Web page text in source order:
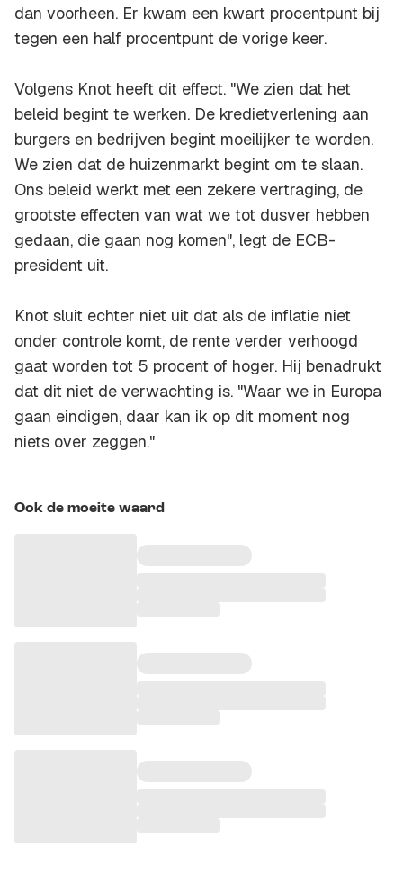
dan voorheen. Er kwam een kwart procentpunt bij
tegen een half procentpunt de vorige keer.
Volgens Knot heeft dit effect. "We zien dat het
beleid begint te werken. De kredietverlening aan
burgers en bedrijven begint moeilijker te worden.
We zien dat de huizenmarkt begint om te slaan.
Ons beleid werkt met een zekere vertraging, de
grootste effecten van wat we tot dusver hebben
gedaan, die gaan nog komen", legt de ECB-
president uit.
Knot sluit echter niet uit dat als de inflatie niet
onder controle komt, de rente verder verhoogd
gaat worden tot 5 procent of hoger. Hij benadrukt
dat dit niet de verwachting is. "Waar we in Europa
gaan eindigen, daar kan ik op dit moment nog
niets over zeggen."
Ook de moeite waard